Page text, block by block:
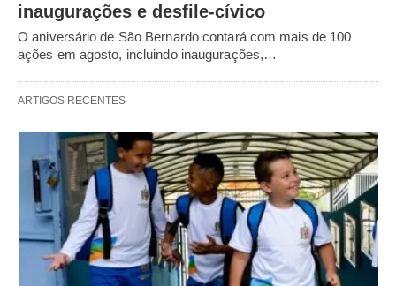
inaugurações e desfile-cívico
O aniversário de São Bernardo contará com mais de 100
ações em agosto, incluindo inaugurações,…
ARTIGOS RECENTES